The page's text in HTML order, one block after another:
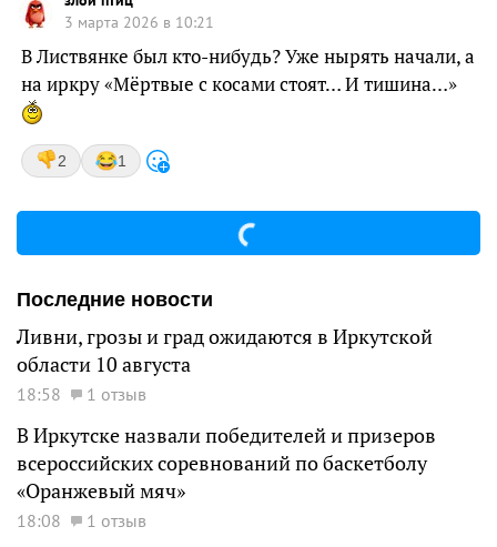
3 марта 2026 в 10:21
В Листвянке был кто-нибудь? Уже нырять начали, а
на иркру «Мёртвые с косами стоят… И тишина…»
2 1
Последние новости
Ливни, грозы и град ожидаются в Иркутской
области 10 августа
18:58 1 отзыв
В Иркутске назвали победителей и призеров
всероссийских соревнований по баскетболу
«Оранжевый мяч»
18:08 1 отзыв